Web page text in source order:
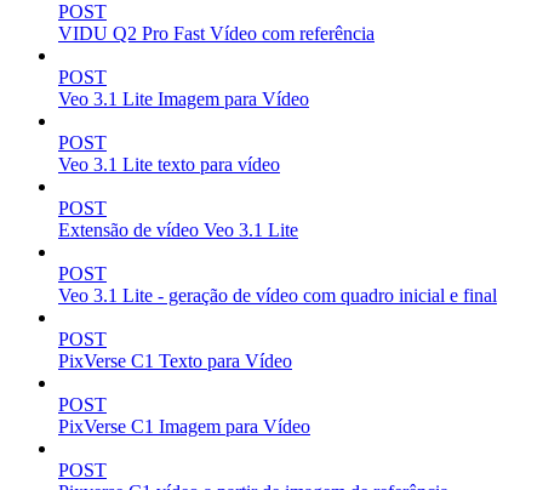
POST
VIDU Q2 Pro Fast Vídeo com referência
POST
Veo 3.1 Lite Imagem para Vídeo
POST
Veo 3.1 Lite texto para vídeo
POST
Extensão de vídeo Veo 3.1 Lite
POST
Veo 3.1 Lite - geração de vídeo com quadro inicial e final
POST
PixVerse C1 Texto para Vídeo
POST
PixVerse C1 Imagem para Vídeo
POST